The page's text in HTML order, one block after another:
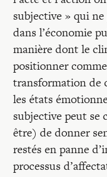
subjective » qui
dans l’économie
manière dont le
positionner
transformation de
les états
subjective peut
être) de donner
restés en panne
processus